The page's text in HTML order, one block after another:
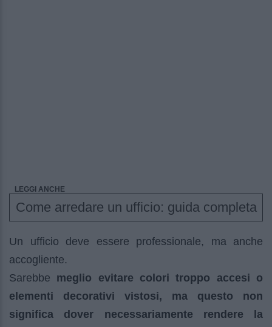
LEGGI ANCHE
Come arredare un ufficio: guida completa
Un ufficio deve essere professionale, ma anche
accogliente.
Sarebbe meglio evitare colori troppo accesi o
elementi decorativi vistosi, ma questo non
significa dover necessariamente rendere la